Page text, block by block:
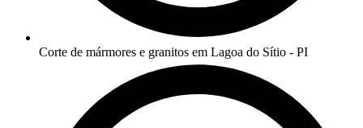
Corte de mármores e granitos em Lagoa do Sítio - PI